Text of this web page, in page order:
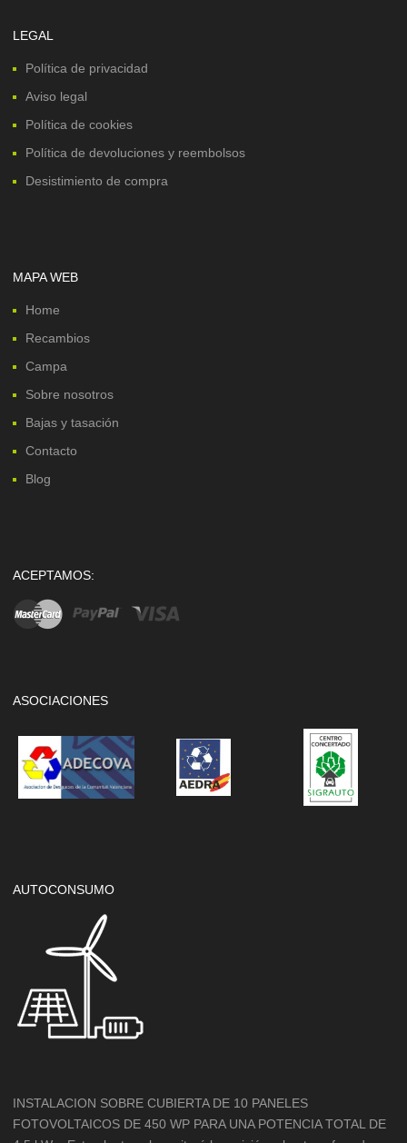
LEGAL
Política de privacidad
Aviso legal
Política de cookies
Política de devoluciones y reembolsos
Desistimiento de compra
MAPA WEB
Home
Recambios
Campa
Sobre nosotros
Bajas y tasación
Contacto
Blog
ACEPTAMOS:
ASOCIACIONES
AUTOCONSUMO
INSTALACION SOBRE CUBIERTA DE 10 PANELES
FOTOVOLTAICOS DE 450 WP PARA UNA POTENCIA TOTAL DE